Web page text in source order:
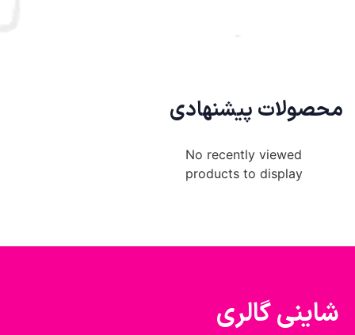
محصولات پیشنهادی
No recently viewed
products to display
شاینی گالری